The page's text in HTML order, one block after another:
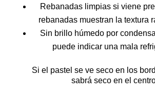
Rebanadas limpias si viene
rebanadas muestran la textura
Sin brillo húmedo por
puede indicar una mala
Si el pastel se ve seco en los
sabrá seco en el